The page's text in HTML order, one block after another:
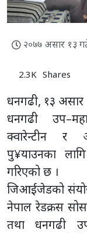
२०७७ असार १३
2.3K Shares
धनगढी, १३ असार
धनगढी
क्वारेन्टीन र
पु¥याउनका
गरिएको छ ।
जिआईजेडको
नेपाल रेडक्रस
तथा धनगढी